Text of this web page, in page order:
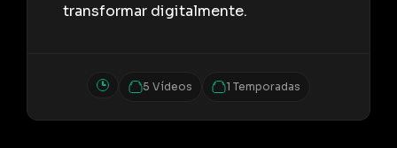
transformar digitalmente.
5 Vídeos 1 Temporadas